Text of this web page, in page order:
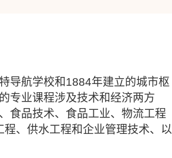
导航学校和1884年建立的城市枢
专业课程涉及技术和经济两方
食品技术、食品工业、物流工程
程、供水工程和企业管理技术、以